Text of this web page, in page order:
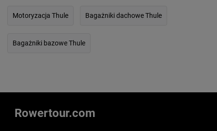
Motoryzacja Thule Bagażniki dachowe Thule
Bagażniki bazowe Thule
Rowertour.com